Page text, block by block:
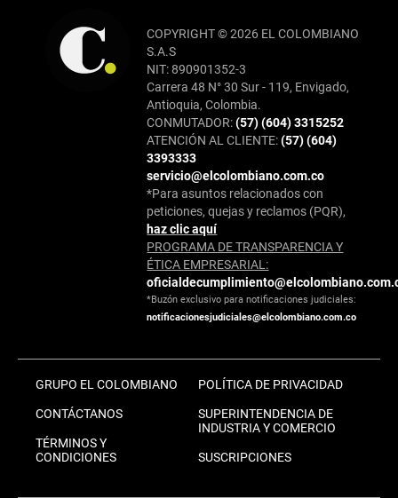
COPYRIGHT © 2026 EL COLOMBIANO
S.A.S
NIT: 890901352-3
Carrera 48 N° 30 Sur - 119, Envigado,
Antioquia, Colombia.
CONMUTADOR:(57) (604) 3315252
ATENCIÓN AL CLIENTE:(57) (604)
3393333
servicio@elcolombiano.com.co
*Para asuntos relacionados con
peticiones, quejas y reclamos (PQR),
haz clic aquí
PROGRAMA DE TRANSPARENCIA Y
ÉTICA EMPRESARIAL:
*Buzón exclusivo para notificaciones judiciales:
notificacionesjudiciales@elcolombiano.com.co
GRUPO EL COLOMBIANO
CONTÁCTANOS
TÉRMINOS Y
CONDICIONES
POLÍTICA DE PRIVACIDAD
SUPERINTENDENCIA DE
INDUSTRIA Y COMERCIO
SUSCRIPCIONES